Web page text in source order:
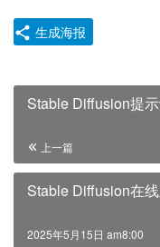
生成海报
Stable Diffusion提
上一篇
Stable Diffusion在
2025年5月15日 am8:00